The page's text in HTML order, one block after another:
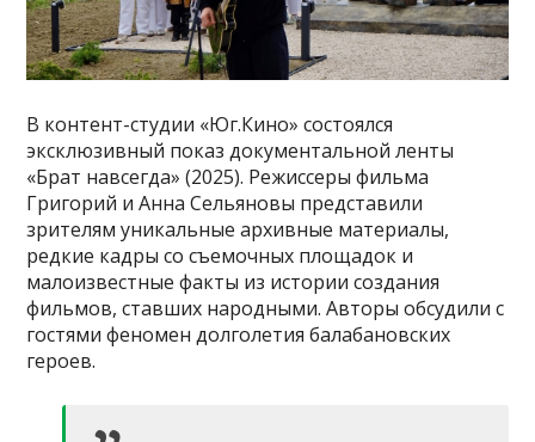
В контент-студии «Юг.Кино» состоялся
эксклюзивный показ документальной ленты
«Брат навсегда» (2025). Режиссеры фильма
Григорий и Анна Сельяновы представили
зрителям уникальные архивные материалы,
редкие кадры со съемочных площадок и
малоизвестные факты из истории создания
фильмов, ставших народными. Авторы обсудили с
гостями феномен долголетия балабановских
героев.